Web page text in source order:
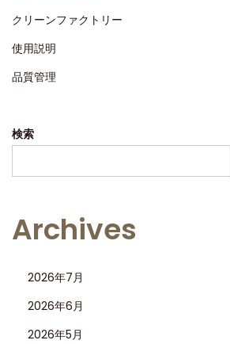
クリーンファクトリー
使用説明
品質管理
検索
Archives
2026年7月
2026年6月
2026年5月